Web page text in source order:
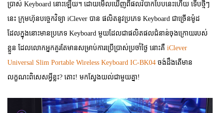
ប្រាស់ Keyboard នោះឡើយ។ ដោយមើលឃើញពីផលវិបាកបែបនេះហើយ ទើបថ្មីៗ
នេះ ក្រុមហ៊ុនបច្ចេកវិទ្យា iClever បាន ផលិតនូវប្រភេទ Keyboard ជាច្រើនម៉ូដ
ដែលក្នុងនោះមានប្រភេទ Keyboard មួយដែលជាផលិតផលជំនាន់ចុងក្រោយរបស់
ខ្លួន ដែលលោកអ្នកគួរតែមានសម្រាប់ការប្រើប្រាស់ប្រចាំថ្ងៃ នោះគឺ iClever
Universal Slim Portable Wireless Keyboard IC-BK04 ចង់ដឹងតើមាន
លក្ខណះពិសេសអ្វីខ្លះ? តោះ! មកស្វែងយល់ជាមួយគ្នា!